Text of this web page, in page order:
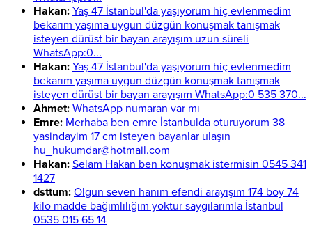
Hakan: Yaş 47 İstanbul'da yaşıyorum hiç evlenmedim
bekarım yaşıma uygun düzgün konuşmak tanışmak
isteyen dürüst bir bayan arayışım uzun süreli
WhatsApp:0...
Hakan: Yaş 47 İstanbul'da yaşıyorum hiç evlenmedim
bekarım yaşıma uygun düzgün konuşmak tanışmak
isteyen dürüst bir bayan arayışım WhatsApp:0 535 370...
Ahmet: WhatsApp numaran var mı
Emre: Merhaba ben emre İstanbulda oturuyorum 38
yasindayim 17 cm isteyen bayanlar ulaşın
hu_hukumdar@hotmail.com
Hakan: Selam Hakan ben konuşmak istermisin 0545 341
1427
dsttum: Olgun seven hanım efendi arayışım 174 boy 74
kilo madde bağımlılığım yoktur saygılarımla İstanbul
0535 015 65 14